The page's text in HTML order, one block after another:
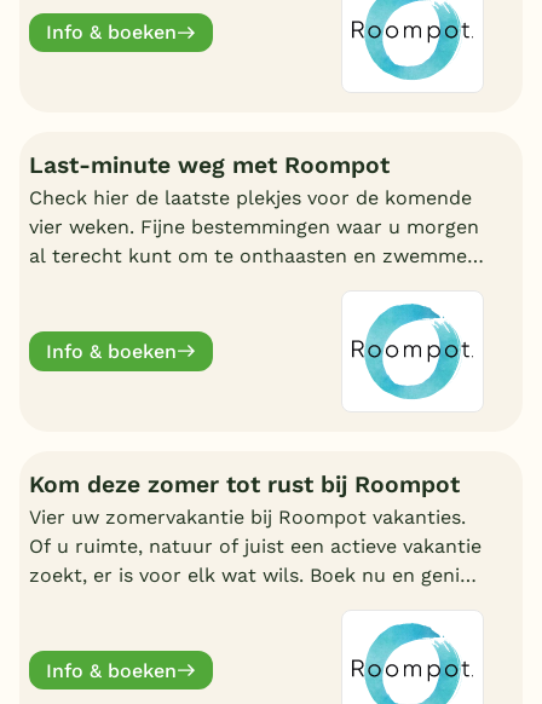
Info & boeken
Last-minute weg met Roompot
Check hier de laatste plekjes voor de komende
vier weken. Fijne bestemmingen waar u morgen
al terecht kunt om te onthaasten en zwemmen.
Info & boeken
Kom deze zomer tot rust bij Roompot
Vier uw zomervakantie bij Roompot vakanties.
Of u ruimte, natuur of juist een actieve vakantie
zoekt, er is voor elk wat wils. Boek nu en geniet
Info & boeken